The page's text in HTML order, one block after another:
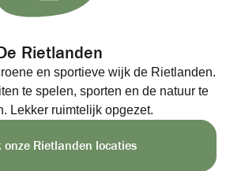
Rietlanden
en sportieve wijk de Rietlanden.
te spelen, sporten en de natuur te
Lekker ruimtelijk opgezet.
onze Rietlanden locaties